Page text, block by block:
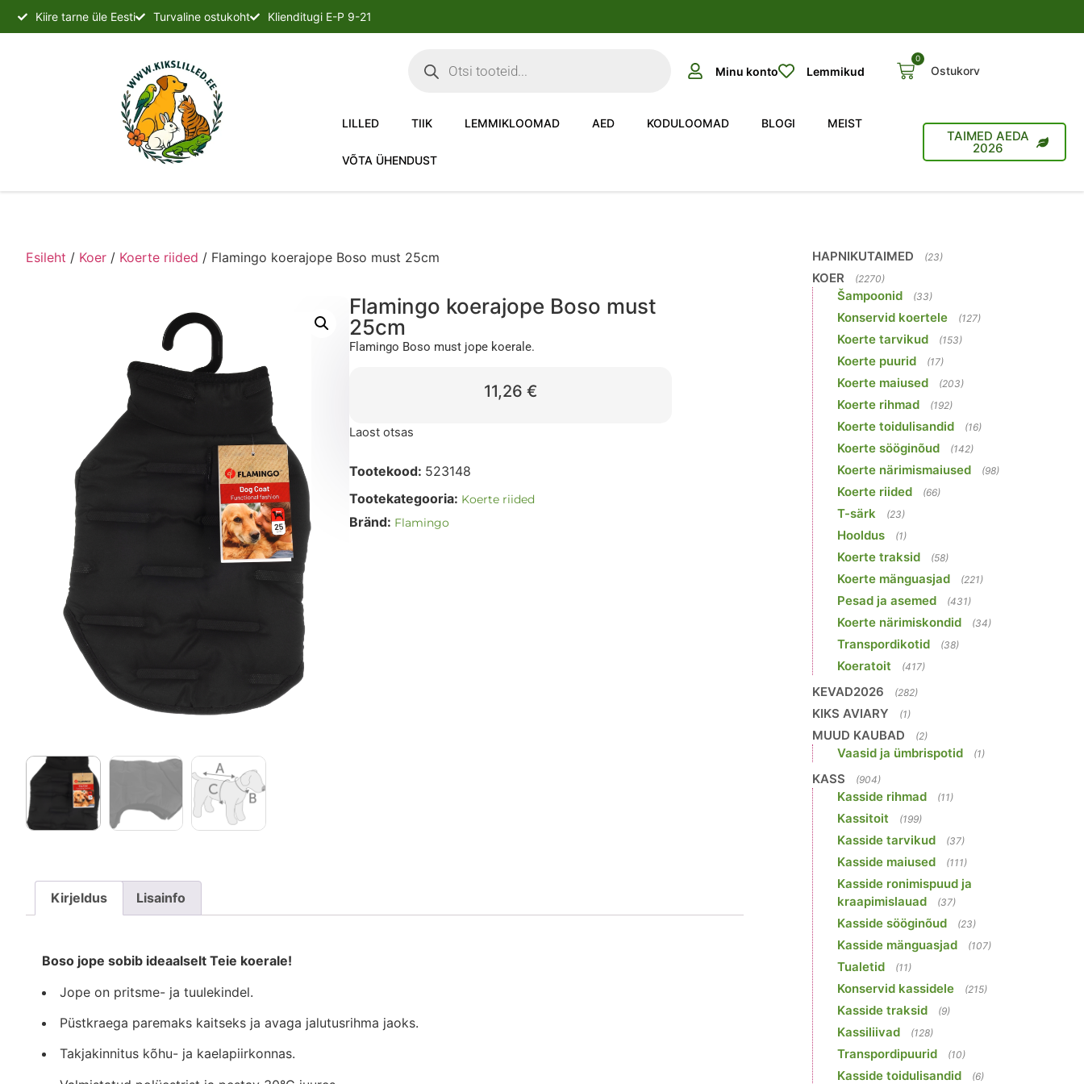
Kiire tarne üle Eesti Turvaline ostukoht Klienditugi E-P 9-21
Minu konto Lemmikud
0
Ostukorv
LILLED TIIK LEMMIKLOOMAD AED KODULOOMAD BLOGI MEIST
VÕTA ÜHENDUST
TAIMED AEDA
2026
Esileht / Koer / Koerte riided / Flamingo koerajope Boso must 25cm
Flamingo koerajope Boso must
25cm
Flamingo Boso must jope koerale.
11,26 €
Laost otsas
Tootekood: 523148
Tootekategooria: Koerte riided
Bränd: Flamingo
Kirjeldus Lisainfo
Boso jope sobib ideaalselt Teie koerale!
Jope on pritsme- ja tuulekindel.
Püstkraega paremaks kaitseks ja avaga jalutusrihma jaoks.
Takjakinnitus kõhu- ja kaelapiirkonnas.
HAPNIKUTAIMED (23)
KOER (2270)
Šampoonid (33)
Konservid koertele (127)
Koerte tarvikud (153)
Koerte puurid (17)
Koerte maiused (203)
Koerte rihmad (192)
Koerte toidulisandid (16)
Koerte sööginõud (142)
Koerte närimismaiused (98)
Koerte riided (66)
T-särk (23)
Hooldus (1)
Koerte traksid (58)
Koerte mänguasjad (221)
Pesad ja asemed (431)
Koerte närimiskondid (34)
Transpordikotid (38)
Koeratoit (417)
KEVAD2026 (282)
KIKS AVIARY (1)
MUUD KAUBAD (2)
Vaasid ja ümbrispotid (1)
KASS (904)
Kasside rihmad (11)
Kassitoit (199)
Kasside tarvikud (37)
Kasside maiused (111)
Kasside ronimispuud ja
kraapimislauad
(37)
Kasside sööginõud (23)
Kasside mänguasjad (107)
Tualetid (11)
Konservid kassidele (215)
Kasside traksid (9)
Kassiliivad (128)
Transpordipuurid (10)
Kasside toidulisandid (6)